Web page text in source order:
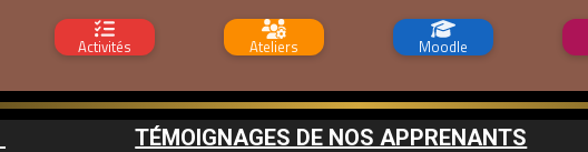
Activités Ateliers Moodle
TÉMOIGNAGES DE NOS APPRENANTS